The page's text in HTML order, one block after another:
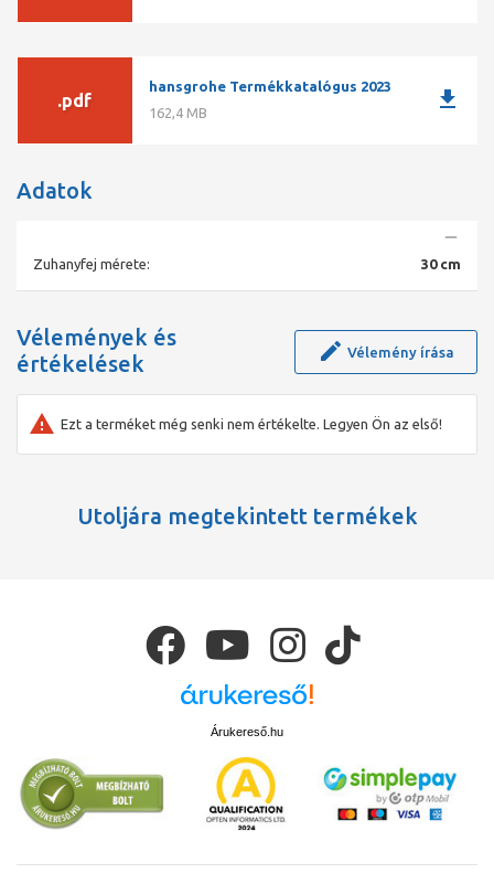
.pdf
hansgrohe Termékkatalógus 2023
162,4 MB
download
Adatok
Zuhanyfej mérete: 30 cm
Vélemények és
értékelések
Vélemény írása
Ezt a terméket még senki nem értékelte. Legyen Ön az első!
Utoljára megtekintett termékek
Árukereső.hu